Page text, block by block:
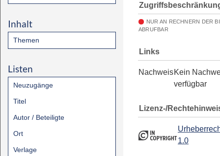
Inhalt
Themen
Listen
Neuzugänge
Titel
Autor / Beteiligte
Ort
Verlage
NUR AN RECHNERN DER
ABRUFBAR
Links
NachweisKein
verfügbar
Lizenz-/
1.0